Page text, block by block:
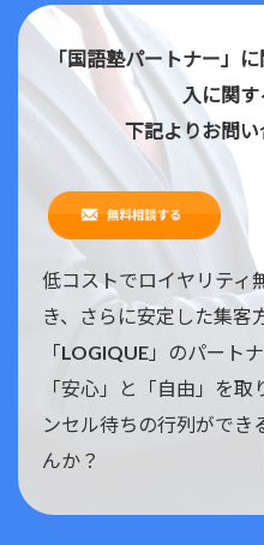
「国語塾パートナー」
入に関す
下記よりお問い
低コストでロイヤリティ
き、さらに安定した集客
「LOGIQUE」のパート
「安心」と「自由」を
ンセル待ちの行列ができ
んか？